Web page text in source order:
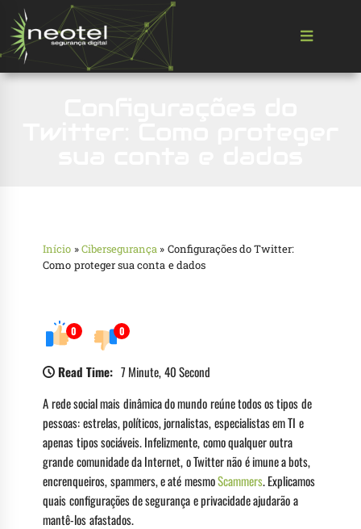
Início »Cibersegurança » Configurações do Twitter:
Como proteger sua conta e dados
0 0
Read Time: 7 Minute, 40 Second
A rede social mais dinâmica do mundo reúne todos os tipos de
pessoas: estrelas, políticos, jornalistas, especialistas em TI e
apenas tipos sociáveis. Infelizmente, como qualquer outra
grande comunidade da Internet, o Twitter não é imune a bots,
encrenqueiros, spammers, e até mesmoScammers. Explicamos
quais configurações de segurança e privacidade ajudarão a
mantê-los afastados.